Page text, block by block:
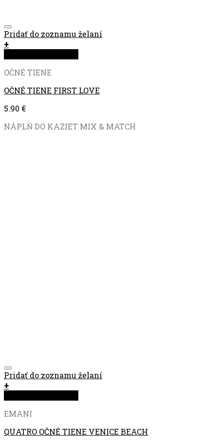
Pridať do zoznamu želaní
+
OČNÉ TIENE
OČNÉ TIENE FIRST LOVE
5.90 €
NÁPLŇ DO KAZIET MIX & MATCH
Pridať do zoznamu želaní
+
EMANI
QUATRO OČNÉ TIENE VENICE BEACH